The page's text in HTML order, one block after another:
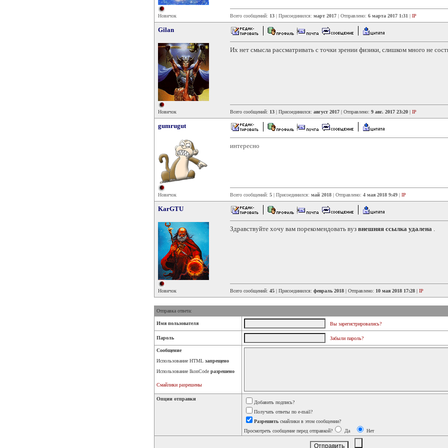
Новичок Всего сообщений: 13 | Присоединился: март 2017 | Отправлено: 6 марта 2017 1:31 | IP
Gilan
Новичок
Их нет смысла рассматривать с точки зрении физики, слишком много не
Всего сообщений: 13 | Присоединился: август 2017 | Отправлено: 9 авг. 2017 23:20 | IP
gumrugut
Новичок
интересно
Всего сообщений: 5 | Присоединился: май 2018 | Отправлено: 4 мая 2018 9:49 | IP
KarGTU
Новичок
Здравствуйте хочу вам порекомендовать вуз внешняя ссылка удалена .
Всего сообщений: 45 | Присоединился: февраль 2018 | Отправлено: 10 мая 2018 17:28 | IP
Отправка ответа:
Имя пользователя Вы зарегистрировались?
Пароль Забыли пароль?
Сообщение
Использование HTML запрещено
Использование IkonCode разрешено
Смайлики разрешены
Опции отправки
Добавить подпись?
Получать ответы по e-mail?
Разрешить смайлики в этом сообщении?
Просмотреть сообщение перед отправкой?
Да Нет